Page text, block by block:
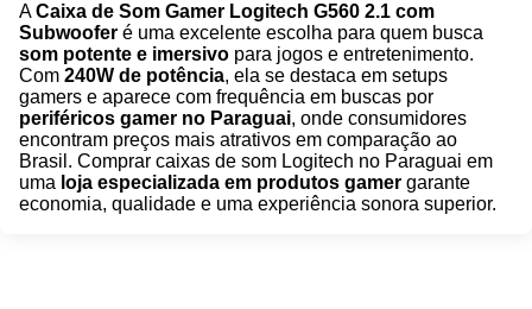
ACaixa de Som Gamer Logitech G560 2.1 com
Subwoofer é uma excelente escolha para quem busca
som potente e imersivo para jogos e entretenimento.
Com 240W de potência, ela se destaca em setups
gamers e aparece com frequência em buscas por
periféricos gamer no Paraguai, onde consumidores
encontram preços mais atrativos em comparação ao
Brasil. Comprar caixas de som Logitech no Paraguai em
uma loja especializada em produtos gamer garante
economia, qualidade e uma experiência sonora superior.